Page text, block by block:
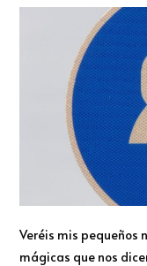
Veréis mis pequeños
mágicas que nos